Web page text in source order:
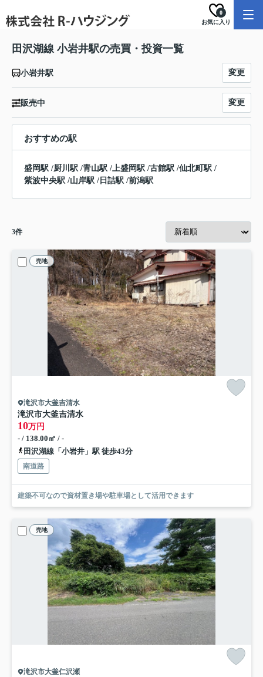
お気に入り
0
田沢湖線 小岩井駅の売買・投資一覧
小岩井駅 変更
販売中 変更
おすすめの駅
盛岡駅 /厨川駅 /青山駅 /上盛岡駅 /古館駅 /仙北町駅 /
紫波中央駅 /山岸駅 / 日詰駅 /前潟駅
3件
売地
滝沢市大釜吉清水
滝沢市大釜吉清水
10万円
- / 138.00㎡ / -
田沢湖線「小岩井」駅 徒歩43分
南道路
建築不可なので資材置き場や駐車場として活用できます
売地
滝沢市大釜仁沢瀬